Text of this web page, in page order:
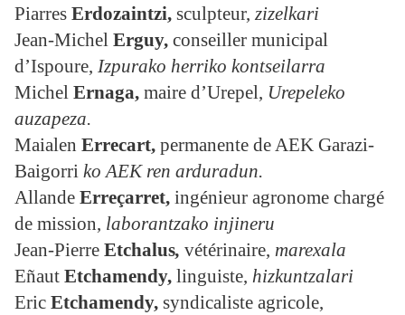
Piarres Erdozaintzi, sculpteur, zizelkari
Jean-Michel Erguy, conseiller municipal
d’Ispoure, Izpurako herriko kontseilarra
Michel Ernaga, maire d’Urepel, Urepeleko
auzapeza.
Maialen Errecart, permanente de AEK Garazi-
Baigorri ko AEK ren arduradun.
Allande Erreçarret, ingénieur agronome chargé
de mission, laborantzako injineru
Jean-Pierre Etchalus, vétérinaire, marexala
Eñaut Etchamendy, linguiste, hizkuntzalari
Eric Etchamendy, syndicaliste agricole,